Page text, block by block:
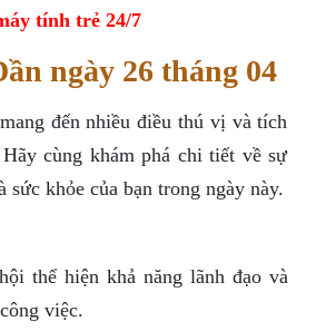
tính trẻ 24/7
ngày 26 tháng 04
đến nhiều điều thú vị và tích
cùng khám phá chi tiết về sự
sức khỏe của bạn trong ngày này.
thể hiện khả năng lãnh đạo và
việc.